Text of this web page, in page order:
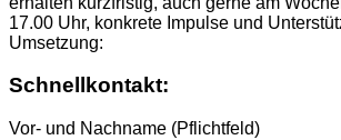
17.00 Uhr, konkrete Impulse und
Umsetzung:
Schnellkontakt:
Vor- und Nachname (Pflichtfeld)